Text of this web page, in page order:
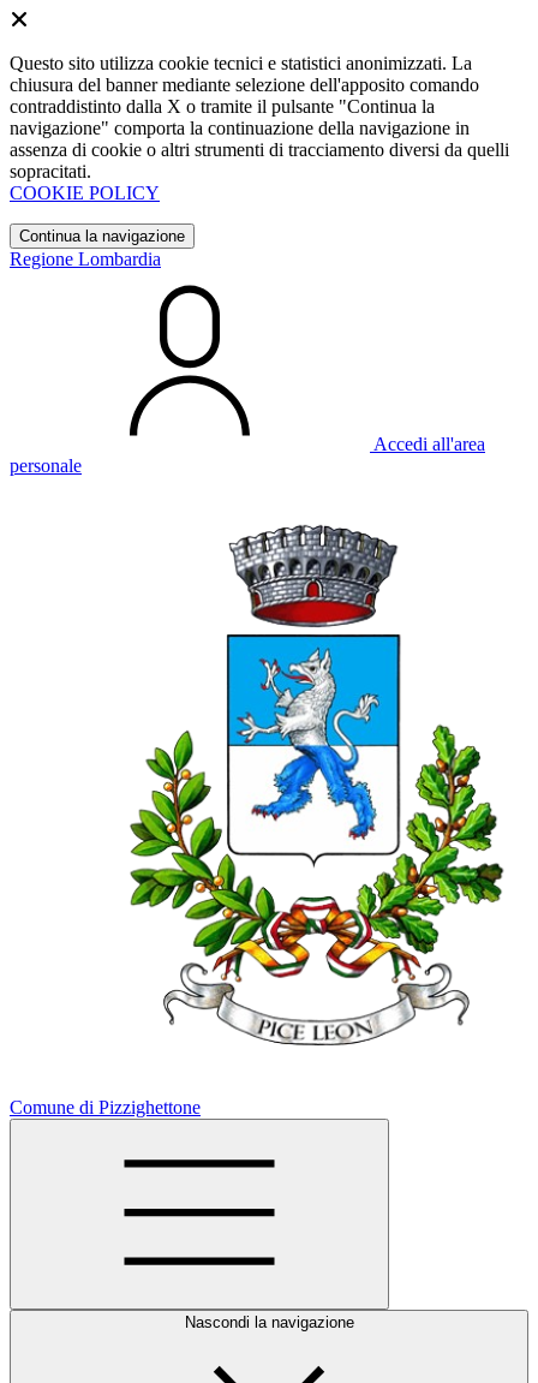
Questo sito utilizza cookie tecnici e statistici anonimizzati. La
chiusura del banner mediante selezione dell'apposito comando
contraddistinto dalla X o tramite il pulsante "Continua la
navigazione" comporta la continuazione della navigazione in
assenza di cookie o altri strumenti di tracciamento diversi da quelli
sopracitati.
COOKIE POLICY
Continua la navigazione
Regione Lombardia
Accedi all'area
personale
Comune di Pizzighettone
Nascondi la navigazione